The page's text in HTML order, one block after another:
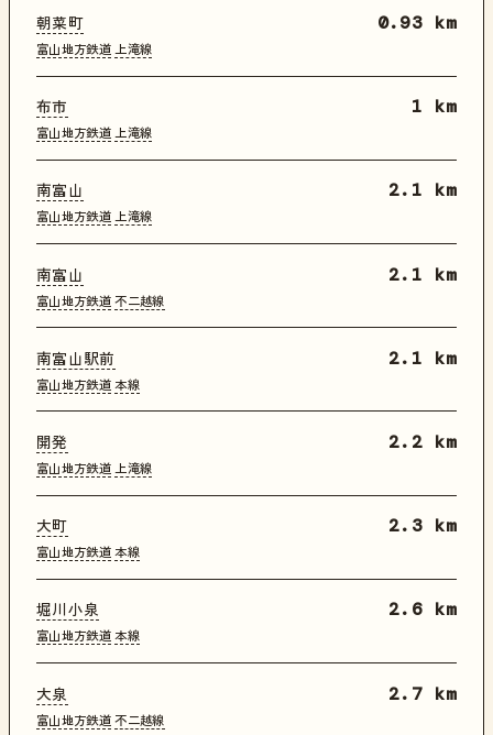
朝菜町
富山地方鉄道 上滝線
0.93 km
布市
富山地方鉄道 上滝線
1 km
南富山
富山地方鉄道 上滝線
2.1 km
南富山
富山地方鉄道 不二越線
2.1 km
南富山駅前
富山地方鉄道 本線
2.1 km
開発
富山地方鉄道 上滝線
2.2 km
大町
富山地方鉄道 本線
2.3 km
堀川小泉
富山地方鉄道 本線
2.6 km
大泉
富山地方鉄道 不二越線
2.7 km